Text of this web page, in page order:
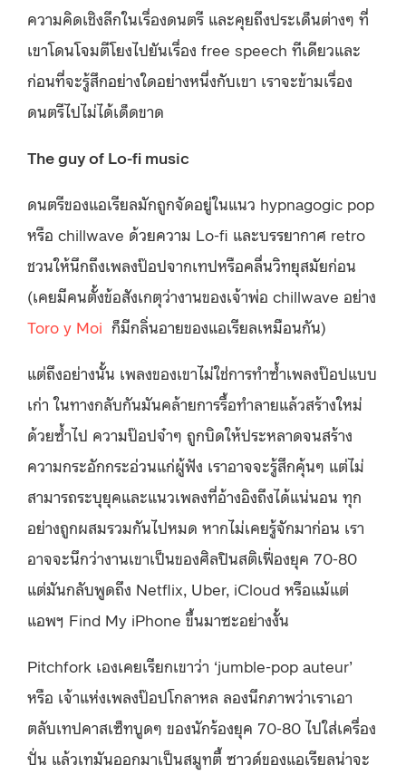
ความคิดเชิงลึกในเรื่องดนตรี และคุยถึงประเด็นต่างๆ ที่
เขาโดนโจมตีโยงไปยันเรื่อง free speech ทีเดียวและ
ก่อนที่จะรู้สึกอย่างใดอย่างหนึ่งกับเขา เราจะข้ามเรื่อง
ดนตรีไปไม่ได้เด็ดขาด
The guy of Lo-fi music
ดนตรีของแอเรียลมักถูกจัดอยู่ในแนว hypnagogic pop
หรือ chillwave ด้วยความ Lo-fi และบรรยากาศ retro
ชวนให้นึกถึงเพลงป๊อปจากเทปหรือคลื่นวิทยุสมัยก่อน
(เคยมีคนตั้งข้อสังเกตุว่างานของเจ้าพ่อ chillwave อย่าง
Toro y Moi ก็มีกลิ่นอายของแอเรียลเหมือนกัน)
แต่ถึงอย่างนั้น เพลงของเขาไม่ใช่การทำซ้ำเพลงป๊อปแบบ
เก่า ในทางกลับกันมันคล้ายการรื้อทำลายแล้วสร้างใหม่
ด้วยซ้ำไป ความป๊อปจ๋าๆ ถูกบิดให้ประหลาดจนสร้าง
ความกระอักกระอ่วนแก่ผู้ฟัง เราอาจจะรู้สึกคุ้นๆ แต่ไม่
สามารถระบุยุคและแนวเพลงที่อ้างอิงถึงได้แน่นอน ทุก
อย่างถูกผสมรวมกันไปหมด หากไม่เคยรู้จักมาก่อน เรา
อาจจะนึกว่างานเขาเป็นของศิลปินสติเฟื่องยุค 70-80
แต่มันกลับพูดถึง Netflix, Uber, iCloud หรือแม้แต่
แอพฯ Find My iPhone ขึ้นมาซะอย่างงั้น
Pitchfork เองเคยเรียกเขาว่า ‘jumble-pop auteur’
หรือ เจ้าแห่งเพลงป๊อปโกลาหล ลองนึกภาพว่าเราเอา
ตลับเทปคาสเซ็ทบูดๆ ของนักร้องยุค 70-80 ไปใส่เครื่อง
ปั่น แล้วเทมันออกมาเป็นสมูทตี้ ซาวด์ของแอเรียลน่าจะ